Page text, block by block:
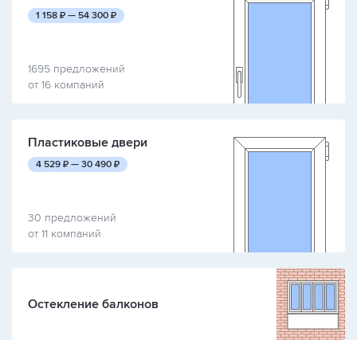
1 158 руб.
₽ — 54 300 руб.
₽
1695 предложений
от 16 компаний
Пластиковые двери
4 529 руб.
₽ — 30 490 руб.
₽
30 предложений
от 11 компаний
Остекление балконов